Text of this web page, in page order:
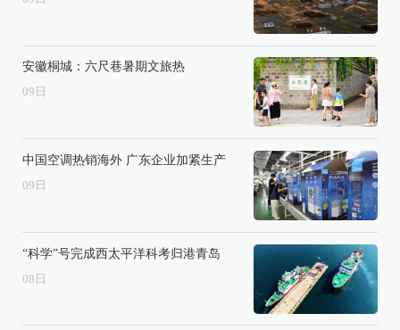
安徽桐城：六尺巷暑期文旅热
09 日
中国空调热销海外 广东企业加紧生产
09 日
“科学”号完成西太平洋科考归港青岛
08 日